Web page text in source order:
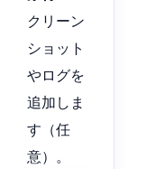
クリーン
ショット
やログを
追加しま
す（任
意）。